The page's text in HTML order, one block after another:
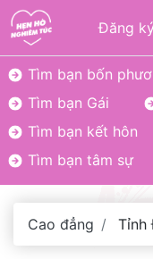
Đăng ký
Tìm bạn bốn
Tìm bạn Gái
Tìm bạn kết hôn
Tìm bạn tâm sự
Cao đẳng Tỉnh